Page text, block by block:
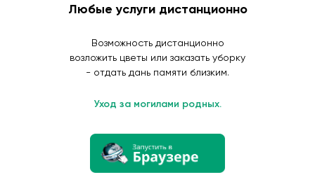
Любые услуги дистанционно
Возможность дистанционно
возложить цветы или заказать уборку
- отдать дань памяти близким.
Уход за могилами родных.